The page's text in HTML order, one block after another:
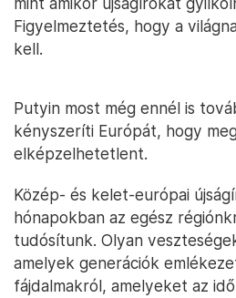
Figyelmeztetés, hogy a
kell.
Putyin most még ennél is
kényszeríti Európát, hogy
elképzelhetetlent.
Közép- és kelet-európai
hónapokban az egész
tudósítunk. Olyan
amelyek generációk
fájdalmakról, amelyeket az